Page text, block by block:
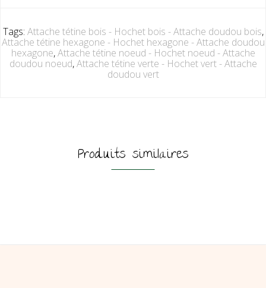
Tags: Attache tétine bois - Hochet bois - Attache doudou bois,
Attache tétine hexagone - Hochet hexagone - Attache doudou
hexagone,Attache tétine noeud - Hochet noeud - Attache
doudou noeud,Attache tétine verte - Hochet vert - Attache
doudou vert
Produits similaires